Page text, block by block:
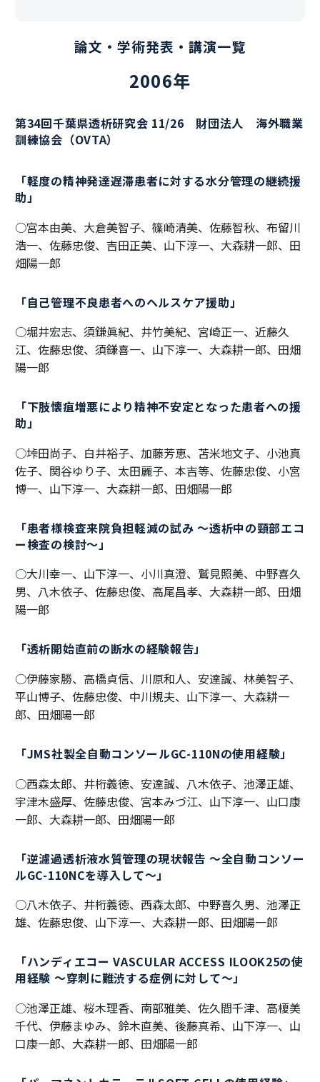
論文・学術発表・講演一覧
2006年
第34回千葉県透析研究会 11/26 財団法人 海外職業
訓練協会（OVTA）
「軽度の精神発達遅滞患者に対する水分管理の継続援
助」
○宮本由美、大倉美智子、篠崎清美、佐藤智秋、布留川
浩一、佐藤忠俊、吉田正美、山下淳一、大森耕一郎、田
畑陽一郎
「自己管理不良患者へのヘルスケア援助」
○堀井宏志、須鎌眞紀、井竹美紀、宮崎正一、近藤久
江、佐藤忠俊、須鎌喜一、山下淳一、大森耕一郎、田畑
陽一郎
「下肢懐疽増悪により精神不安定となった患者への援
助」
○垰田尚子、白井裕子、加藤芳恵、苫米地文子、小池真
佐子、関谷ゆり子、太田麗子、本吉等、佐藤忠俊、小宮
博一、山下淳一、大森耕一郎、田畑陽一郎
「患者様検査来院負担軽減の試み ～透析中の頸部エコ
ー検査の検討～」
○大川幸一、山下淳一、小川真澄、鷲見照美、中野喜久
男、八木依子、佐藤忠俊、高尾昌孝、大森耕一郎、田畑
陽一郎
「透析開始直前の断水の経験報告」
○伊藤家勝、高橋貞信、川原和人、安達誠、林美智子、
平山博子、佐藤忠俊、中川規夫、山下淳一、大森耕一
郎、田畑陽一郎
「JMS社製全自動コンソールGC-110Nの使用経験」
○西森太郎、井桁義徳、安達誠、八木依子、池澤正雄、
宇津木盛厚、佐藤忠俊、宮本みづ江、山下淳一、山口康
一郎、大森耕一郎、田畑陽一郎
「逆濾過透析液水質管理の現状報告 ～全自動コンソー
ルGC-110NCを導入して～」
○八木依子、井桁義徳、西森太郎、中野喜久男、池澤正
雄、佐藤忠俊、山下淳一、大森耕一郎、田畑陽一郎
「ハンディエコー VASCULAR ACCESS ILOOK25の使
用経験 ～穿刺に難渋する症例に対して～」
○池澤正雄、桜木理香、南部雅美、佐久間千津、高榎美
千代、伊藤まゆみ、鈴木直美、後藤真希、山下淳一、山
口康一郎、大森耕一郎、田畑陽一郎